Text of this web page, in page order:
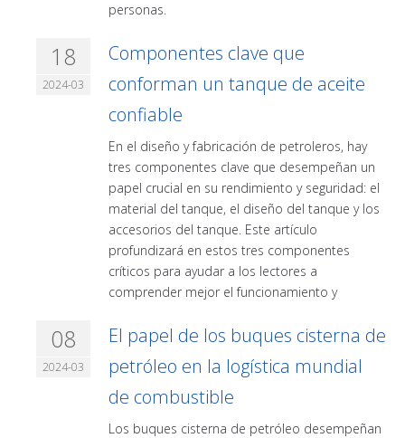
personas.
18
2024-03
Componentes clave que
conforman un tanque de aceite
confiable
En el diseño y fabricación de petroleros, hay
tres componentes clave que desempeñan un
papel crucial en su rendimiento y seguridad: el
material del tanque, el diseño del tanque y los
accesorios del tanque. Este artículo
profundizará en estos tres componentes
críticos para ayudar a los lectores a
comprender mejor el funcionamiento y
08
2024-03
El papel de los buques cisterna de
petróleo en la logística mundial
de combustible
Los buques cisterna de petróleo desempeñan